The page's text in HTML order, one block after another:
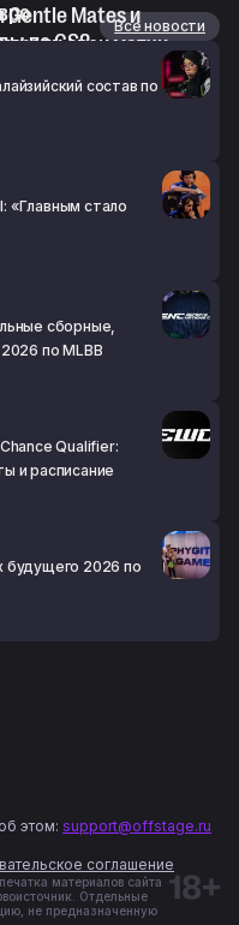
Gentle Mates и
по CS2свои матчи —
Season 3 по CS2
Все новости
состав по
«Главным стало
сборные,
по MLBB
Qualifier:
и расписание
будущего 2026 по
этом: support@offstage.ru
соглашение
материалов сайта
Отдельные
не предназначенную